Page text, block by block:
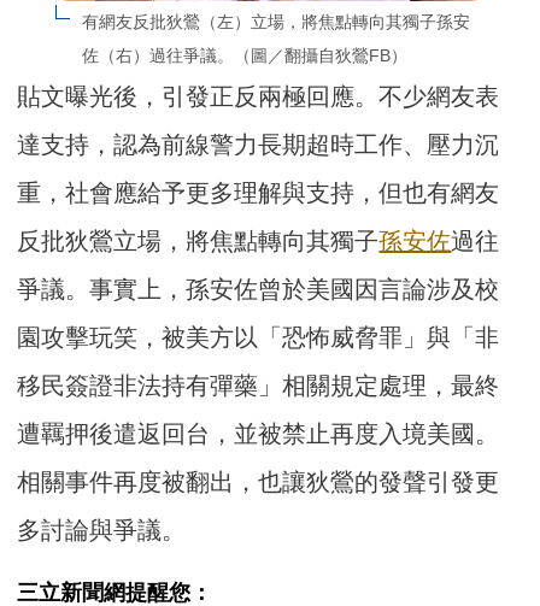
有網友反批狄鶯（左）立場，將焦點轉向其獨子孫安
佐（右）過往爭議。（圖／翻攝自狄鶯FB）
貼文曝光後，引發正反兩極回應。不少網友表
達支持，認為前線警力長期超時工作、壓力沉
重，社會應給予更多理解與支持，但也有網友
反批狄鶯立場，將焦點轉向其獨子孫安佐過往
爭議。事實上，孫安佐曾於美國因言論涉及校
園攻擊玩笑，被美方以「恐怖威脅罪」與「非
移民簽證非法持有彈藥」相關規定處理，最終
遭羈押後遣返回台，並被禁止再度入境美國。
相關事件再度被翻出，也讓狄鶯的發聲引發更
多討論與爭議。
三立新聞網提醒您：